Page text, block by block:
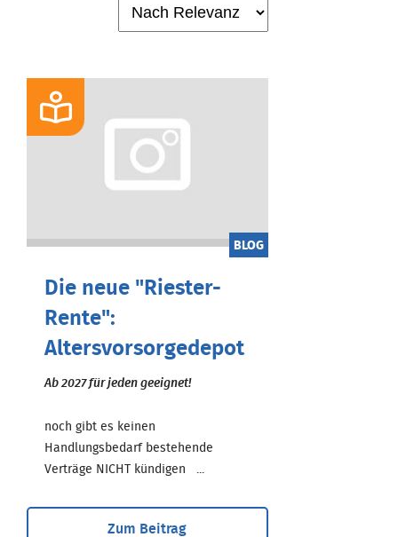
BLOG
Die neue "Riester-
Rente":
Altersvorsorgedepot
Ab 2027 für jeden geeignet!
noch gibt es keinen
Handlungsbedarf bestehende
Verträge NICHT kündigen ...
Zum Beitrag